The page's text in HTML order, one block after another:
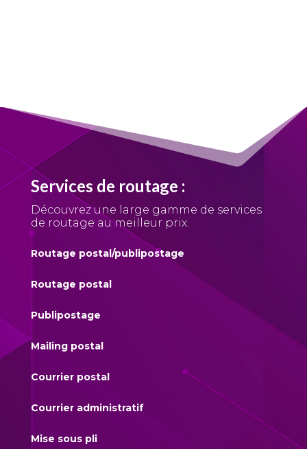
Services de routage :
Découvrez une large gamme de services
de routage au meilleur prix.
Routage postal/publipostage
Routage postal
Publipostage
Mailing postal
Courrier postal
Courrier administratif
Mise sous pli